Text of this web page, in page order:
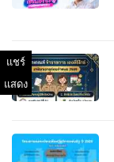
แชร์
แสดง